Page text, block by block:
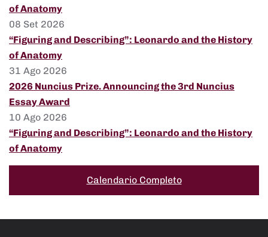
of Anatomy
08 Set 2026
“Figuring and Describing”: Leonardo and the History
of Anatomy
31 Ago 2026
2026 Nuncius Prize. Announcing the 3rd Nuncius
Essay Award
10 Ago 2026
“Figuring and Describing”: Leonardo and the History
of Anatomy
Calendario Completo